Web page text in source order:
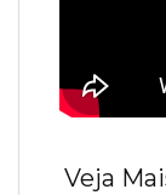
Veja